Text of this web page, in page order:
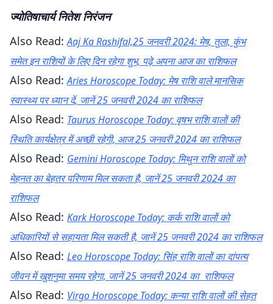
ज्योतिषाचार्य नितेश निरंजन
Also Read:Aaj Ka Rashifal,25 जनवरी 2024: मेष, तुला, कुंभ
समेत इन राशियों के लिए दिन रहेगा शुभ, पढ़े अपना आज का राशिफल
Also Read:Aries Horoscope Today: मेष राशि वाले मानसिक
स्वास्थ्य पर ध्यान दें, जानें 25 जनवरी 2024 का राशिफल
Also Read: Taurus Horoscope Today: वृषभ राशि वालों की
स्थिति कार्यक्षेत्र में अच्छी रहेगी, आज 25 जनवरी 2024 का राशिफल
Also Read: Gemini Horoscope Today: मिथुन राशि वालों को
मेहनत का बेहतर परिणाम मिल सकता है, जानें 25 जनवरी 2024 का
राशिफल
Also Read: Kark Horoscope Today: कर्क राशि वालों को
अधिकारियों से सहायता मिल सकती है, जानें 25 जनवरी 2024 का राशिफल
Also Read: Leo Horoscope Today: सिंह राशि वालों का दांपत्य
जीवन में खुशनुमा समय रहेगा, जानें 25 जनवरी 2024 का राशिफल
Also Read: Virgo Horoscope Today: कन्या राशि वालों की सेहत